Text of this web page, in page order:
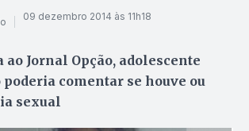
09 dezembro 2014 às 11h18
Jornal Opção, adolescente
poderia comentar se houve ou
sexual